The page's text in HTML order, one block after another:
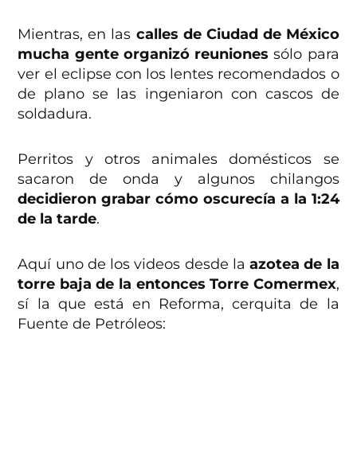
Mientras, en las calles de Ciudad de México
mucha gente organizó reuniones sólo para
ver el eclipse con los lentes recomendados o
de plano se las ingeniaron con cascos de
soldadura.
Perritos y otros animales domésticos se
sacaron de onda y algunos chilangos
decidieron grabar cómo oscurecía a la 1:24
de la tarde.
Aquí uno de los videos desde laazotea de la
torre baja de la entonces Torre Comermex,
sí la que está en Reforma, cerquita de la
Fuente de Petróleos: